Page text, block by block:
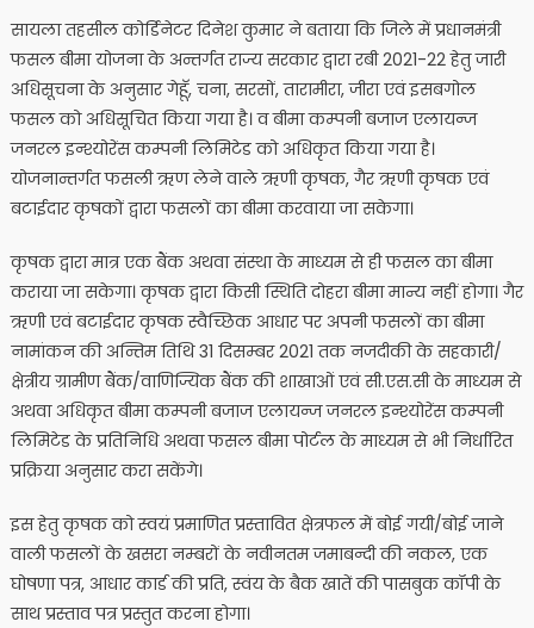
सायला तहसील कोर्डिनेटर दिनेश कुमार ने बताया कि जिले में प्रधानमंत्री
फसल बीमा योजना के अन्तर्गत राज्य सरकार द्वारा रबी 2021-22 हेतु जारी
अधिसूचना के अनुसार गेहूॅ, चना, सरसों, तारामीरा, जीरा एवं इसबगोल
फसल को अधिसूचित किया गया है। व बीमा कम्पनी बजाज एलायन्ज
जनरल इन्श्योरेंस कम्पनी लिमिटेड को अधिकृत किया गया है।
योजनान्तर्गत फसली ऋण लेने वाले ऋणी कृषक, गैर ऋणी कृषक एवं
बटाईदार कृषकों द्वारा फसलों का बीमा करवाया जा सकेगा।
कृषक द्वारा मात्र एक बैंक अथवा संस्था के माध्यम से ही फसल का बीमा
कराया जा सकेगा। कृषक द्वारा किसी स्थिति दोहरा बीमा मान्य नहीं होगा। गैर
ऋणी एवं बटाईदार कृषक स्वैच्छिक आधार पर अपनी फसलों का बीमा
नामांकन की अन्तिम तिथि 31 दिसम्बर 2021 तक नजदीकी के सहकारी/
क्षेत्रीय ग्रामीण बैंक/वाणिज्यिक बैंक की शाखाओं एवं सी.एस.सी के माध्यम से
अथवा अधिकृत बीमा कम्पनी बजाज एलायन्ज जनरल इन्श्योरेंस कम्पनी
लिमिटेड के प्रतिनिधि अथवा फसल बीमा पोर्टल के माध्यम से भी निर्धारित
प्रक्रिया अनुसार करा सकेंगे।
इस हेतु कृषक को स्वयं प्रमाणित प्रस्तावित क्षेत्रफल में बोई गयी/बोई जाने
वाली फसलों के खसरा नम्बरों के नवीनतम जमाबन्दी की नकल, एक
घोषणा पत्र, आधार कार्ड की प्रति, स्वंय के बैक खातें की पासबुक कॉपी के
साथ प्रस्ताव पत्र प्रस्तुत करना होगा।